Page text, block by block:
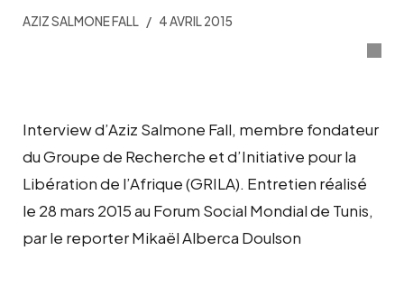
AZIZ SALMONE FALL 4 AVRIL 2015
Interview d’Aziz Salmone Fall, membre fondateur
du Groupe de Recherche et d’Initiative pour la
Libération de l’Afrique (GRILA). Entretien réalisé
le 28 mars 2015 au Forum Social Mondial de Tunis,
par le reporter Mikaël Alberca Doulson